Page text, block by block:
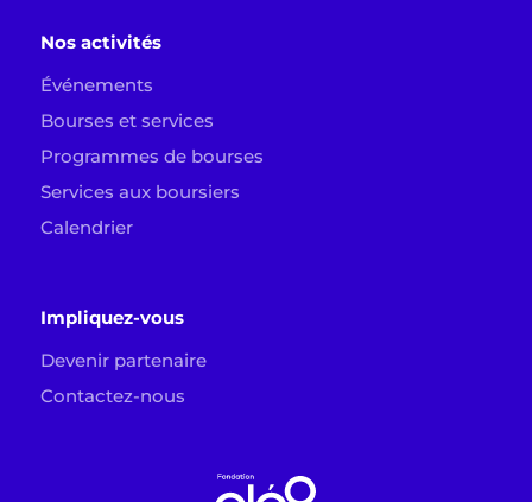
Nos activités
Événements
Bourses et services
Programmes de bourses
Services aux boursiers
Calendrier
Impliquez-vous
Devenir partenaire
Contactez-nous